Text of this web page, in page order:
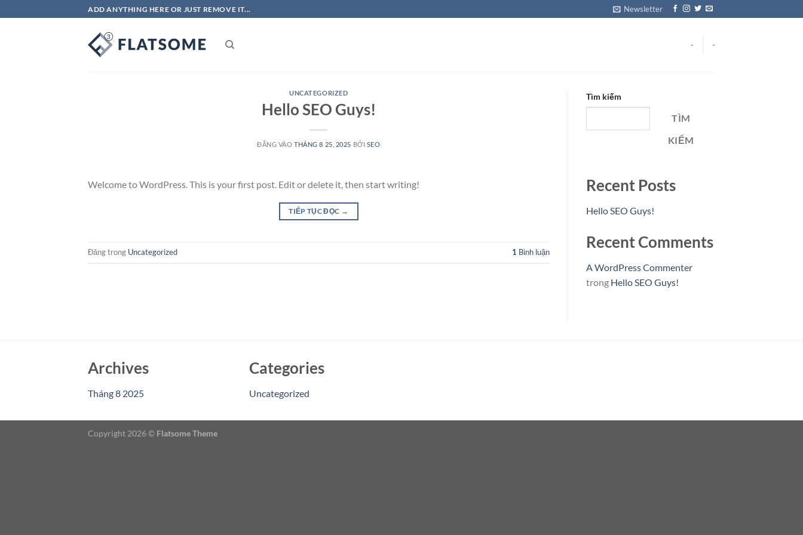
ADD ANYTHING HERE OR JUST REMOVE IT... Newsletter
- -
UNCATEGORIZED
Hello SEO Guys!
ĐĂNG VÀOTHÁNG 8 25, 2025 BỞI SEO
Welcome to WordPress. This is your first post. Edit or delete it, then start writing!
TIẾP TỤC ĐỌC →
Đăng trong Uncategorized 1 Bình luận
Tìm kiếm
TÌM
KIẾM
Recent Posts
Hello SEO Guys!
Recent Comments
A WordPress Commenter
trong Hello SEO Guys!
Archives
Tháng 8 2025
Categories
Uncategorized
Copyright 2026 © Flatsome Theme